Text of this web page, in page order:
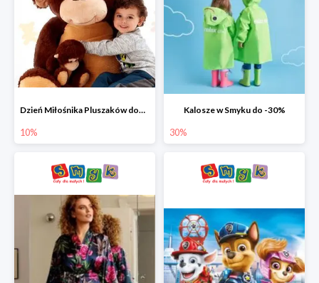
Dzień Miłośnika Pluszaków dodatkowy rabat -10%
10%
Kalosze w Smyku do -30%
30%